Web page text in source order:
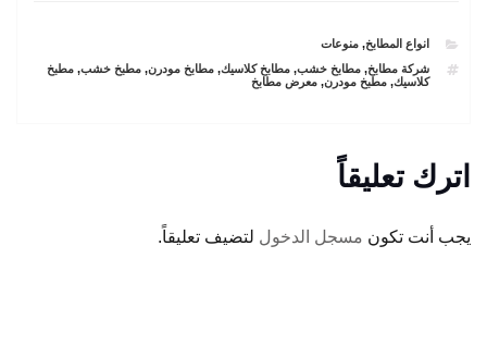
CATEGORIES
انواع المطابخ,منوعات
TAGS
شركة مطابخ,مطابخ خشب,مطابخ كلاسيك,مطابخ مودرن,مطبخ خشب,مطبخ
كلاسيك,مطبخ مودرن,معرض مطابخ
اترك تعليقاً
يجب أنت تكون مسجل الدخول لتضيف تعليقاً.